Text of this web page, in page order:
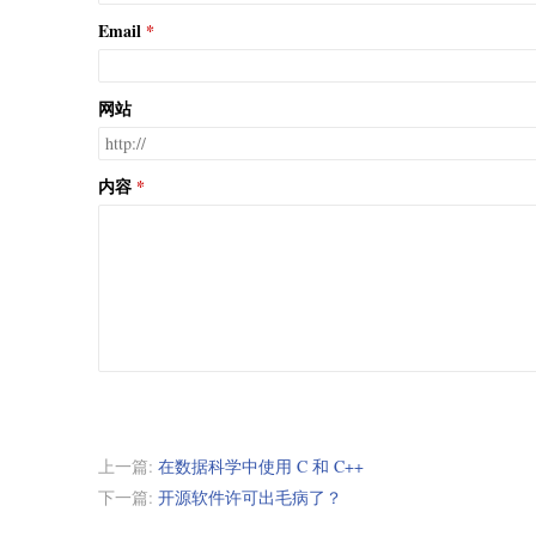
Email
网站
内容
上一篇: 在数据科学中使用 C 和 C++
下一篇: 开源软件许可出毛病了？